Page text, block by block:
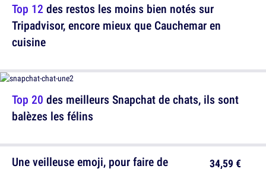
Top 20 des meilleurs Snapchat de chats, ils sont
balèzes les félins
Top 12 des restos les moins bien notés sur
Tripadvisor, encore mieux que Cauchemar en
cuisine
Une veilleuse emoji, pour faire de 34,59 €